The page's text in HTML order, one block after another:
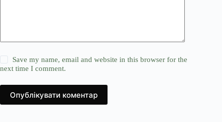
Save my name, email and website in this browser for the
next time I comment.
Опублікувати коментар